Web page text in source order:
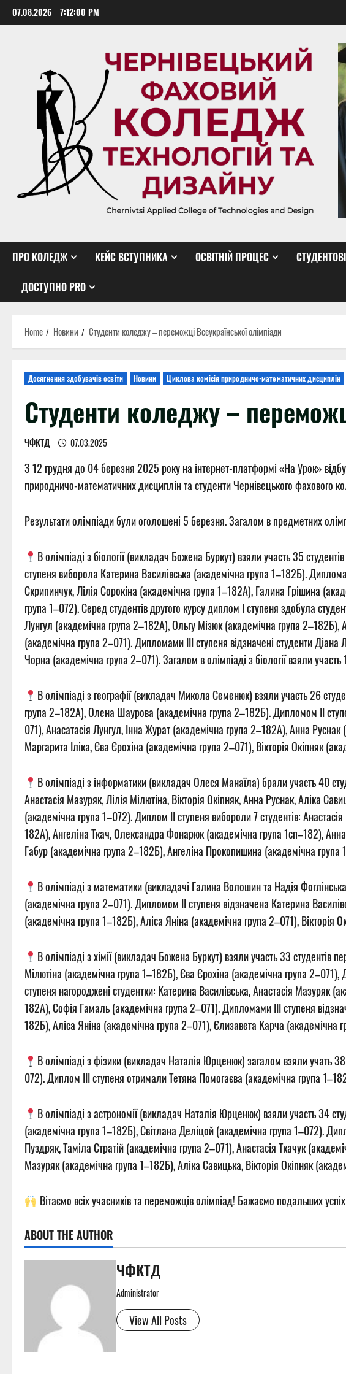
Skip
to
07.08.2026 7:12:01 PM
ПРО КОЛЕДЖ КЕЙС ВСТУПНИКА ОСВІТНІЙ ПРОЦЕС СТУДЕНТОВІ
ДОСТУПНО PRO
Home Новини Студенти коледжу – переможці Всеукраїнської олімпіади
Досягнення здобувачів освіти Новини Циклова комісія природничо-математичних дисциплін
Студенти коледжу –
ЧФКТД 07.03.2025
З 12 грудня до 04 березня 2025 року на інтернет-платформі «На Урок»
природничо-математичних дисциплін та студенти Чернівецького фахового
Результати олімпіади були оголошені 5 березня. Загалом в предметних
В олімпіаді з біології (викладач Божена Буркут) взяли участь 35
ступеня виборола Катерина Василівська (академічна група 1–182Б).
Скрипинчук, Лілія Сорокіна (академічна група 1–182А), Галина Грішина
група 1–072). Серед студентів другого курсу диплом І ступеня здобула
Лунгул (академічна група 2–182А), Ольгу Мізюк (академічна група 2–182Б),
(академічна група 2–071). Дипломами ІІІ ступеня відзначені студенти
Чорна (академічна група 2–071). Загалом в олімпіаді з біології взяли участь
В олімпіаді з географії (викладач Микола Семенюк) взяли участь 26
група 2–182А), Олена Шаурова (академічна група 2–182Б). Дипломом ІІ
071), Анасатасія Лунгул, Інна Журат (академічна група 2–182А), Анна
Маргарита Іліка, Єва Єрохіна (академічна група 2–071), Вікторія Окіпняк
В олімпіаді з інформатики (викладач Олеся Манаїла) брали участь 40
Анастасія Мазуряк, Лілія Мілютіна, Вікторія Окіпняк, Анна Руснак, Аліка
(академічна група 1–072). Диплом ІІ ступеня вибороли 7 студентів:
182А), Ангеліна Ткач, Олександра Фонарюк (академічна група 1сп–182), Анна
Габур (академічна група 2–182Б), Ангеліна Прокопишина (академічна група
В олімпіаді з математики (викладачі Галина Волошин та Надія
(академічна група 2–071). Дипломом ІІ ступеня відзначена Катерина
(академічна група 1–182Б), Аліса Яніна (академічна група 2–071), Вікторія
В олімпіаді з хімії (викладач Божена Буркут) взяли участь 33 студентів
Мілютіна (академічна група 1–182Б), Єва Єрохіна (академічна група
ступеня нагороджені студентки: Катерина Василівська, Анастасія Мазуряк
182А), Софія Гамаль (академічна група 2–071). Дипломами ІІІ ступеня
182Б), Аліса Яніна (академічна група 2–071), Єлизавета Карча (академічна
В олімпіаді з фізики (викладач Наталія Юрценюк) загалом взяли учать
072). Диплом ІІІ ступеня отримали Тетяна Помогаєва (академічна група
В олімпіаді з астрономії (викладач Наталія Юрценюк) взяли участь 34
(академічна група 1–182Б), Світлана Деліцой (академічна група 1–072).
Пуздряк, Таміла Стратій (академічна група 2–071), Анастасія Ткачук
Мазуряк (академічна група 1–182Б), Аліка Савицька, Вікторія Окіпняк
Вітаємо всіх учасників та переможців олімпіад! Бажаємо подальших
ABOUT THE AUTHOR
ЧФКТД
Administrator
View All Posts